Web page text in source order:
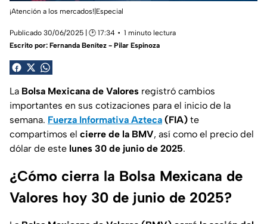
¡Atención a los mercados!|Especial
Publicado 30/06/2025 | 🕑 17:34
1 minuto lectura
Escrito por: Fernanda Benítez - Pilar Espinoza
La Bolsa Mexicana de Valores registró cambios
importantes en sus cotizaciones para el inicio de la
semana. Fuerza Informativa Azteca (FIA) te
compartimos el cierre de la BMV, así como el precio del
dólar de este lunes 30 de junio de 2025.
¿Cómo cierra la Bolsa Mexicana de
Valores hoy 30 de junio de 2025?